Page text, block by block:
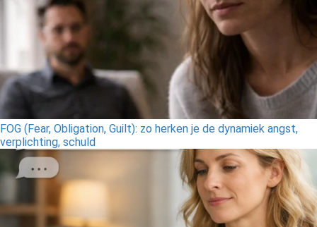
FOG (Fear, Obligation, Guilt): zo herken je de dynamiek angst,
verplichting, schuld